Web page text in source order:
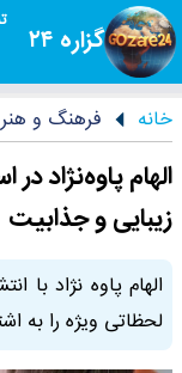
گزاره ۲۴
خانه فرهنگ و هنر
الهام پاوه‌نژاد
زیبایی و جذابیت
الهام پاوه نژاد با
لحظاتی ویژه را به